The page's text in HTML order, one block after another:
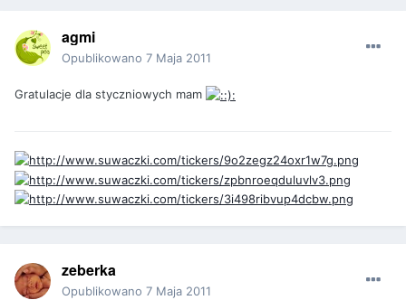
agmi
Opublikowano 7 Maja 2011
Gratulacje dla styczniowych mam
zeberka
Opublikowano 7 Maja 2011